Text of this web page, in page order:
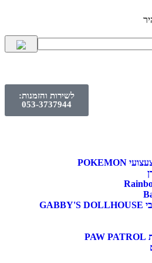
לשירות והזמנות:
053-3737944